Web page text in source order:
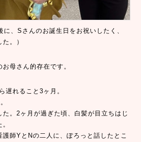
に、Sさんのお誕生日をお祝いしたく、
。）
母さん的存在です。
遅れること3ヶ月。
。2ヶ月が過ぎた頃、白髪が目立ちはじ
師YとNの二人に、ぽろっと話したとこ